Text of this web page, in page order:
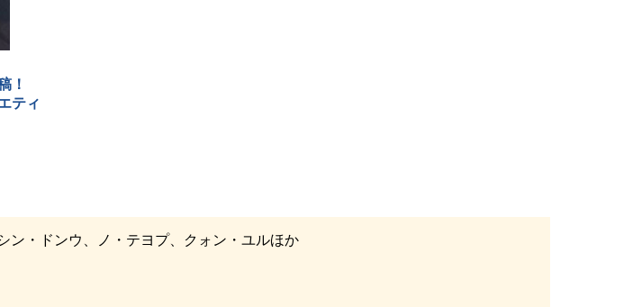
！
ティ
・ドンウ、ノ・テヨプ、クォン・ユルほか